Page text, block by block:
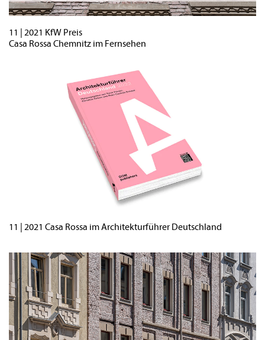
11 | 2021 KfW Preis
Casa Rossa Chemnitz im Fernsehen
11 | 2021 Casa Rossa im Architekturführer Deutschland